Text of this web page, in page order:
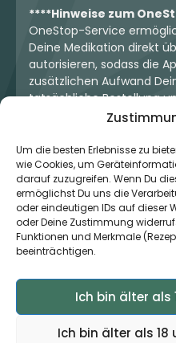
Um die besten Erlebnisse zu
wie Cookies, um
darauf zuzugreifen. Wenn Du
ermöglichst Du uns die
oder eindeutigen IDs auf dieser
oder Deine Zustimmung
Funktionen und Merkmale
beeinträchtigen.
Ich bin älter als
Ich bin älter als
****Hinweise zum
OneStop-Service
Deine Medikation direkt
autorisieren, sodass die
zusätzlichen Aufwand
tatsächliche Bestellung
erfolgt jedoch
Dir und der Apotheke.
kein pharmazeutisches
lediglich der
Nutzung ist freiwillig und
ärztliche
verschriebenen
unabhängig und
© 2026 MedCanOneStop